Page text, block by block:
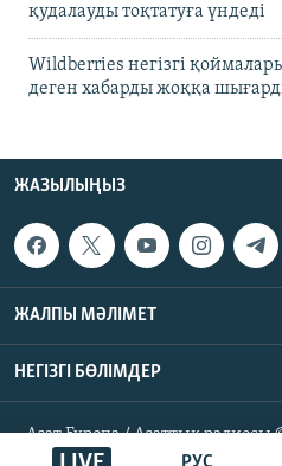
қудалауды тоқтатуға үндеді
Wildberries негізгі
деген хабарды жоққа
ЖАЗЫЛЫҢЫЗ
ЖАЛПЫ МӘЛІМЕТ
НЕГІЗГІ БӨЛІМДЕР
Азат Еуропа / Азаттық радиосы
құқықтары қорғалған